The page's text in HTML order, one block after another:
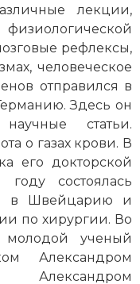
лекции,
рефлексы,
человеческое
отправился в
Здесь он
статьи.
о газах крови. В
его докторской
состоялась
в Швейцарию и
по хирургии. Во
ученый
Александром
Александром